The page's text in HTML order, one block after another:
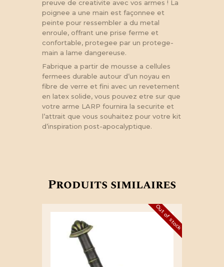
preuve de creativite avec vos armes ! La
poignee a une main est façonnee et
peinte pour ressembler a du metal
enroule, offrant une prise ferme et
confortable, protegee par un protege-
main a lame dangereuse.
Fabrique a partir de mousse a cellules
fermees durable autour d’un noyau en
fibre de verre et fini avec un revetement
en latex solide, vous pouvez etre sur que
votre arme LARP fournira la securite et
l’attrait que vous souhaitez pour votre kit
d’inspiration post-apocalyptique.
Produits similaires
Out of stock